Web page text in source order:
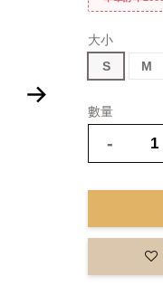
大小
S
M
數量
-